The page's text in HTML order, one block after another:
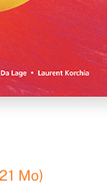
Mo)